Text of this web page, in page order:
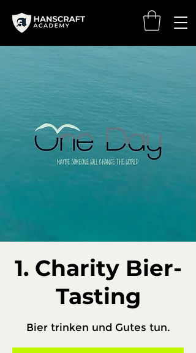
1. Charity Bier-
Tasting
Bier trinken und Gutes tun.